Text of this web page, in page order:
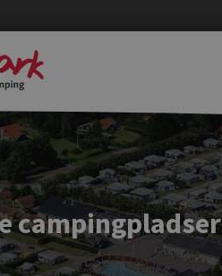
campingpladser